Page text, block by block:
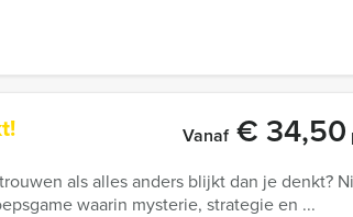
Vanaf€ 34,50
als alles anders blijkt dan je denkt?
waarin mysterie, strategie en ...